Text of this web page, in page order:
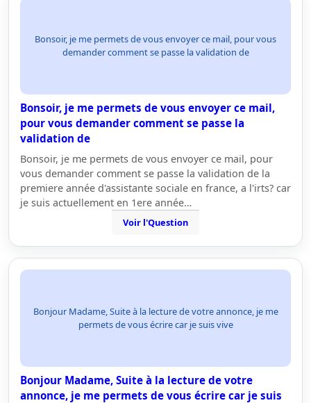
Bonsoir, je me permets de vous envoyer ce mail, pour vous
demander comment se passe la validation de
Bonsoir, je me permets de vous envoyer ce mail,
pour vous demander comment se passe la
validation de
Bonsoir, je me permets de vous envoyer ce mail, pour
vous demander comment se passe la validation de la
premiere année d'assistante sociale en france, a l'irts? car
je suis actuellement en 1ere année…
Voir l'Question
Bonjour Madame, Suite à la lecture de votre annonce, je me
permets de vous écrire car je suis vive
Bonjour Madame, Suite à la lecture de votre
annonce, je me permets de vous écrire car je suis